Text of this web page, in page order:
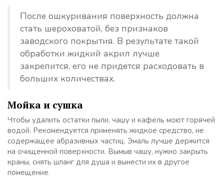
После ошкуривания поверхность должна
стать шероховатой, без признаков
заводского покрытия. В результате такой
обработки жидкий акрил лучше
закрепится, его не придется расходовать в
больших количествах.
Мойка и сушка
Чтобы удалить остатки пыли, чашу и кафель моют горячей
водой. Рекомендуется применять жидкое средство, не
содержащее абразивных частиц. Эмаль лучше держится
на очищенной поверхности. Вымыв чашу, нужно закрыть
краны, снять шланг для душа и вынести их в другое
помещение.